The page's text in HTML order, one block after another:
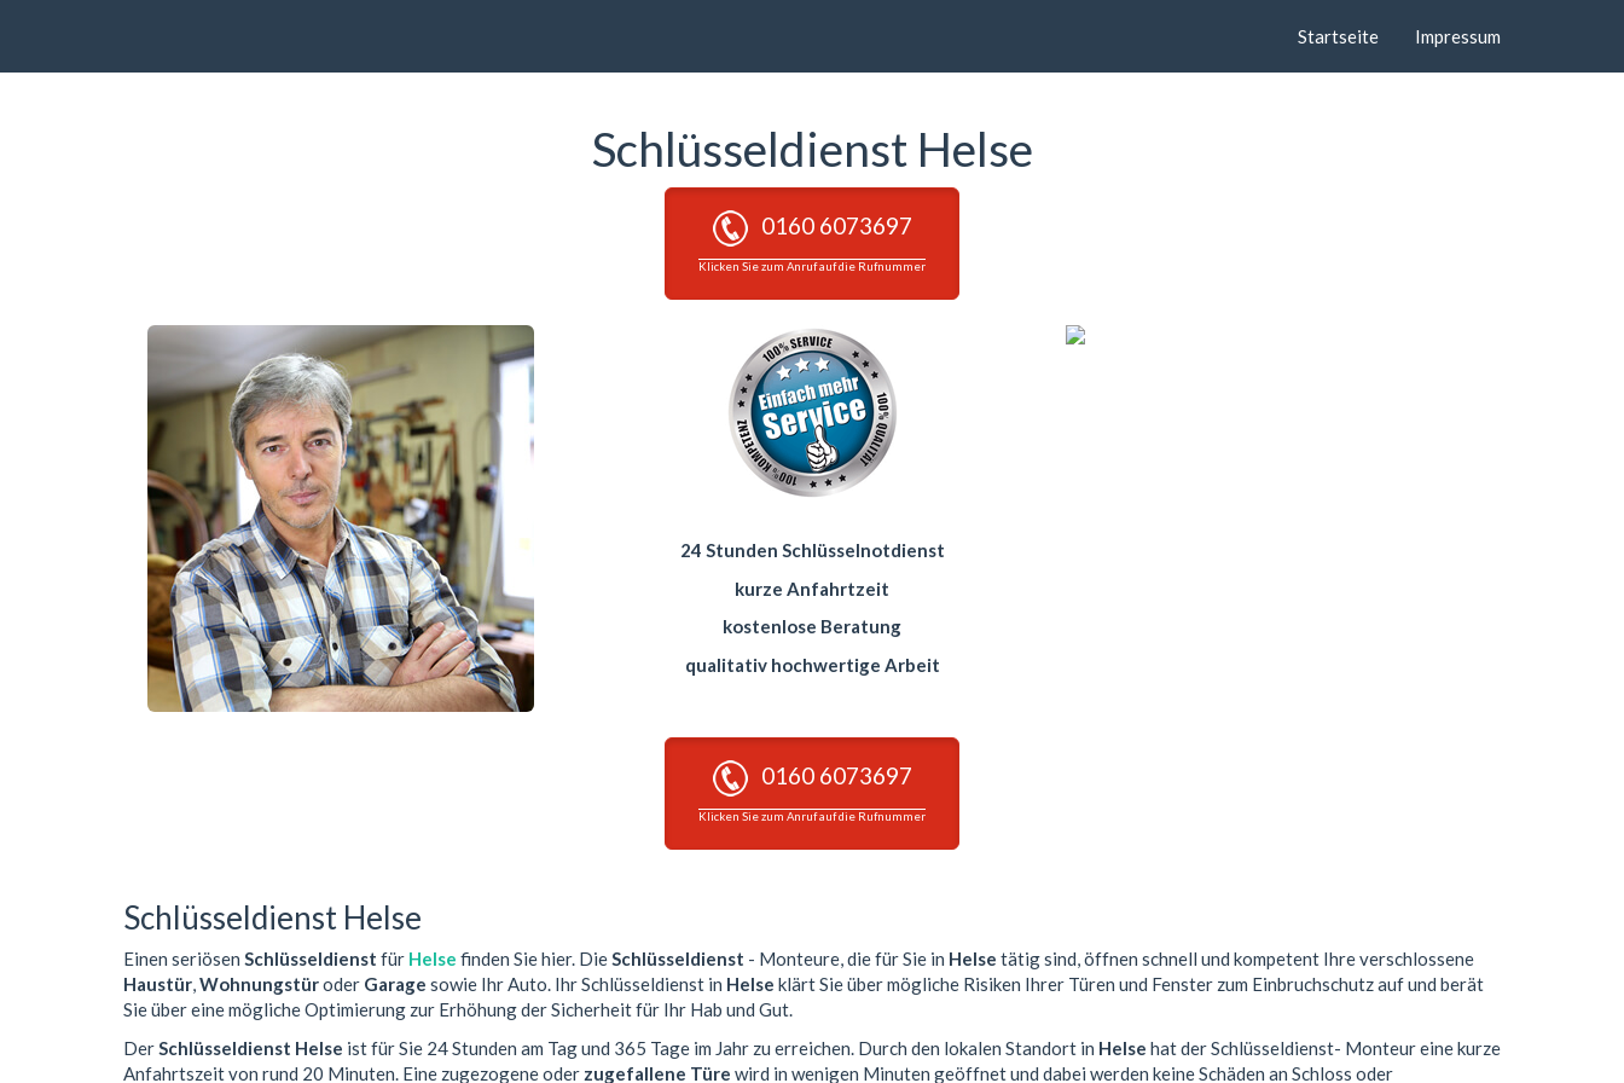
Startseite Impressum
Schlüsseldienst Helse
0160 6073697
Klicken Sie zum Anruf auf die Rufnummer
24 Stunden Schlüsselnotdienst
kurze Anfahrtzeit
kostenlose Beratung
qualitativ hochwertige Arbeit
0160 6073697
Klicken Sie zum Anruf auf die Rufnummer
Schlüsseldienst Helse
Einen seriösen Schlüsseldienst für Helse finden Sie hier. DieSchlüsseldienst - Monteure, die für Sie in Helse tätig sind, öffnen schnell und kompetent Ihre verschlossene
Haustür,Wohnungstüroder Garage sowie Ihr Auto. Ihr Schlüsseldienst in Helse klärt Sie über mögliche Risiken Ihrer Türen und Fenster zum Einbruchschutz auf und berät
Sie über eine mögliche Optimierung zur Erhöhung der Sicherheit für Ihr Hab und Gut.
DerSchlüsseldienst Helse ist für Sie 24 Stunden am Tag und 365 Tage im Jahr zu erreichen. Durch den lokalen Standort in Helse hat der Schlüsseldienst- Monteur eine kurze
Anfahrtszeit von rund 20 Minuten. Eine zugezogene oder zugefallene Türe wird in wenigen Minuten geöffnet und dabei werden keine Schäden an Schloss oder